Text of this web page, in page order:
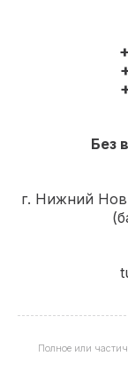
Без
г. Нижний
Полное или